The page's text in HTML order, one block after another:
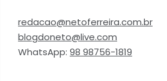
redacao@netoferreira.com.br
blogdoneto@live.com
WhatsApp: 98 98756-1819